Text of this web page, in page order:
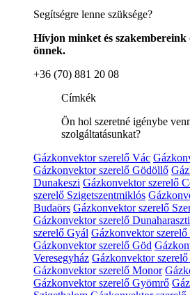
Segítségre lenne szüksége?
Hívjon minket és szakembereink
önnek.
+36 (70) 881 20 08
Címkék
Ön hol szeretné igénybe
szolgáltatásunkat?
Gázkonvektor szerelő Vác
Gázkonvektor szerelő Gödöllő
Dunakeszi Gázkonvektor szerelő
szerelő Szigetszentmiklós
Budaörs Gázkonvektor szerelő
Gázkonvektor szerelő Dunaharaszti
szerelő Gyál Gázkonvektor
Gázkonvektor szerelő Göd
Veresegyház Gázkonvektor szerelő
Gázkonvektor szerelő Monor
Gázkonvektor szerelő Gyömrő